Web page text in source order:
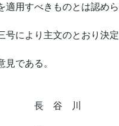
適用すべきものとは認めら
により主文のとおり決定
である。
長 谷 川